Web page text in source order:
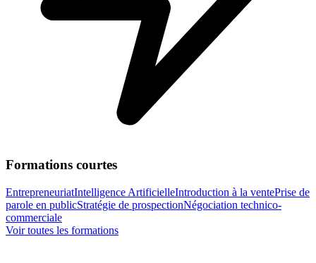
Formations courtes
EntrepreneuriatIntelligence ArtificielleIntroduction à la ventePrise de
parole en publicStratégie de prospectionNégociation technico-
commerciale
Voir toutes les formations